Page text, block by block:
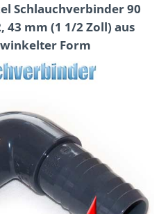
Schlauchverbinder 90
43 mm (1 1/2 Zoll) aus
Form